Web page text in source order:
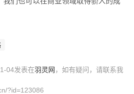
04发表在羽灵网 ，如有疑问，请联系我
?id=123086